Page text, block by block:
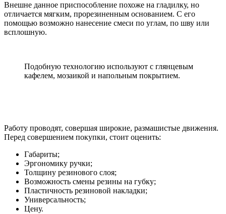
Внешне данное приспособление похоже на гладилку, но
отличается мягким, прорезиненным основанием. С его
помощью возможно нанесение смеси по углам, по шву или
всплошную.
Подобную технологию используют с глянцевым
кафелем, мозаикой и напольным покрытием.
Работу проводят, совершая широкие, размашистые движения.
Перед совершением покупки, стоит оценить:
Габариты;
Эргономику ручки;
Толщину резинового слоя;
Возможность смены резины на губку;
Пластичность резиновой накладки;
Универсальность;
Цену.